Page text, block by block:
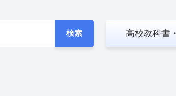
検索 高校教科書・